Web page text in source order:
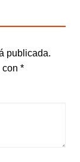
publicada.
con *